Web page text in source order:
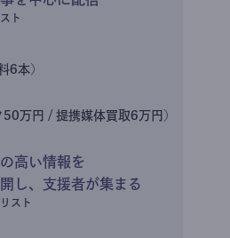
ト
6本)
50万円 / 提携媒体買取6万円)
高い情報を
し、支援者が集まる
スト